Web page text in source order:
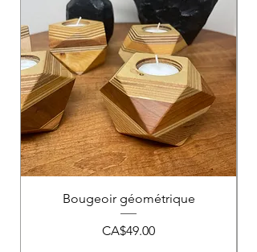
Bougeoir géométrique
Price
CA$49.00